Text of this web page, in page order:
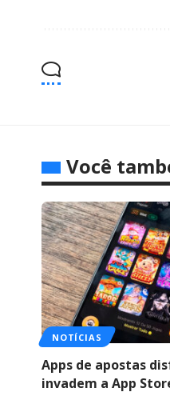
Você
NOTÍCIAS
Apps de apostas
invadem a App